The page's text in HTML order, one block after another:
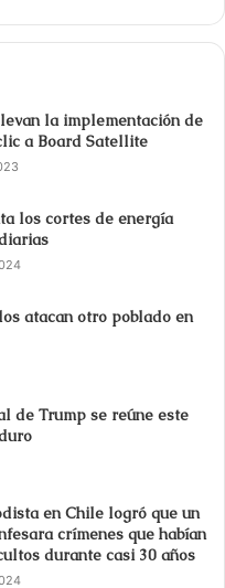
la implementación de
a Board Satellite
los cortes de energía
atacan otro poblado en
de Trump se reúne este
en Chile logró que un
crímenes que habían
durante casi 30 años